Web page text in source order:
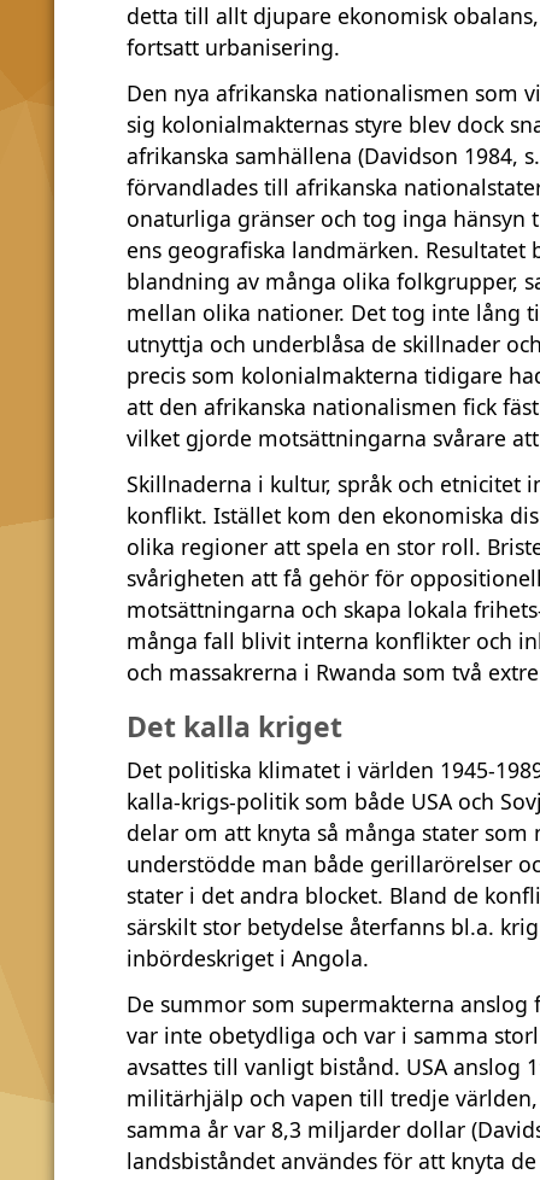
detta till allt djupare ekonomisk
fortsatt urbanisering.
Den nya afrikanska nationalismen som
sig kolonialmakternas styre blev dock
afrikanska samhällena (Davidson 1984,
förvandlades till afrikanska
onaturliga gränser och tog inga
ens geografiska landmärken.
blandning av många olika folkgrupper,
mellan olika nationer. Det tog inte lång
utnyttja och underblåsa de skillnader
precis som kolonialmakterna tidigare
att den afrikanska nationalismen fick
vilket gjorde motsättningarna svårare
Skillnaderna i kultur, språk och etnicitet
konflikt. Istället kom den ekonomiska
olika regioner att spela en stor roll.
svårigheten att få gehör för
motsättningarna och skapa lokala
många fall blivit interna konflikter och
och massakrerna i Rwanda som två
Det kalla kriget
Det politiska klimatet i världen 1945-
kalla-krigs-politik som både USA och
delar om att knyta så många stater
understödde man både gerillarörelser
stater i det andra blocket. Bland de
särskilt stor betydelse återfanns bl.a.
inbördeskriget i Angola.
De summor som supermakterna
var inte obetydliga och var i samma
avsattes till vanligt bistånd. USA anslog
militärhjälp och vapen till tredje
samma år var 8,3 miljarder dollar
landsbiståndet användes för att knyta